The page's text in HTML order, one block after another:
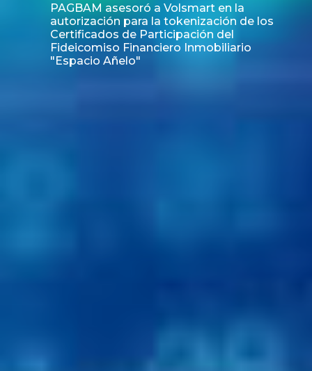
PAGBAM asesoró a Volsmart en la
autorización para la tokenización de los
Certificados de Participación del
Fideicomiso Financiero Inmobiliario
"Espacio Añelo"